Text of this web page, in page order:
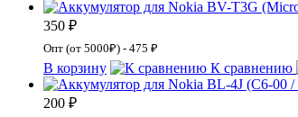
350 ₽
Опт (от 5000₽) - 475 ₽
В корзину К сравнению
200 ₽